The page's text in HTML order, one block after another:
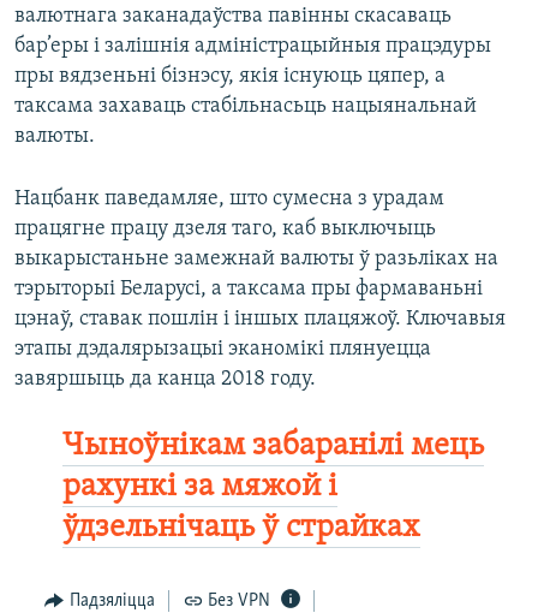
валютнага заканадаўства павінны скасаваць
бар’еры і залішнія адміністрацыйныя працэдуры
пры вядзеньні бізнэсу, якія існуюць цяпер, а
таксама захаваць стабільнасьць нацыянальнай
валюты.
Нацбанк паведамляе, што сумесна з урадам
працягне працу дзеля таго, каб выключыць
выкарыстаньне замежнай валюты ў разьліках на
тэрыторыі Беларусі, а таксама пры фармаваньні
цэнаў, ставак пошлін і іншых плацяжоў. Ключавыя
этапы дэдалярызацыі эканомікі плянуецца
завяршыць да канца 2018 году.
Чыноўнікам забаранілі мець
рахункі за мяжой і
ўдзельнічаць ў страйках
Падзяліцца Без VPN